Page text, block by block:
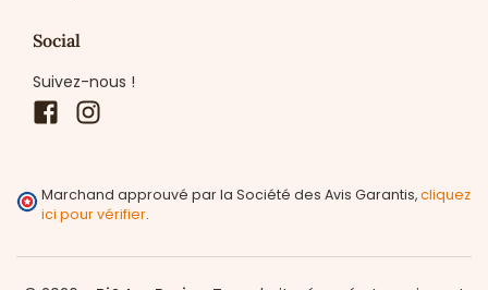
Social
Suivez-nous !
Facebook
Marchand approuvé par la Société des Avis Garantis,cliquez
ici pour vérifier.